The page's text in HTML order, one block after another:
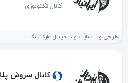
کانال تکنولوژی
طراحی وب سایت و دیجیتال مارکتینگ
کانال سروش